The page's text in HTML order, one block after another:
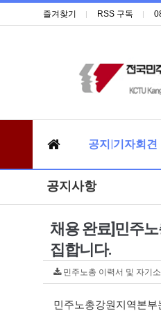
즐겨찾기 RSS 구독
공지|기자회견
공지사항
채용 완료]민주
집합니다.
민주노총 이력서 및 자기
민주노총강원지역본